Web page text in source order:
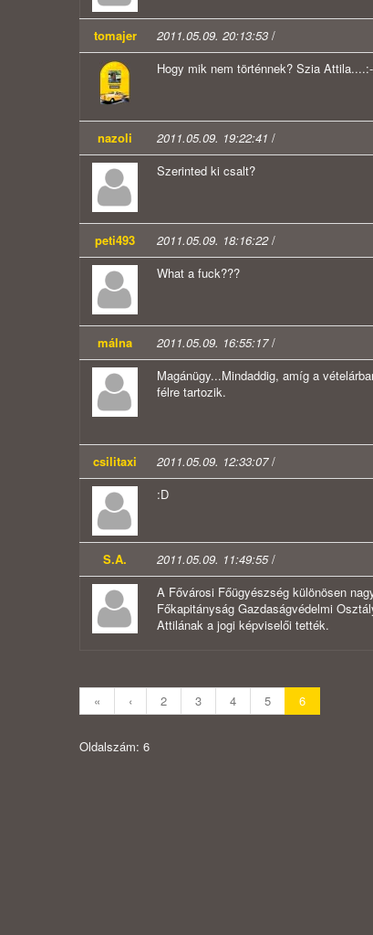
tomajer 2011.05.09. 20:13:53 /
Hogy mik nem történnek? Szia
nazoli 2011.05.09. 19:22:41 /
Szerinted ki csalt?
peti493 2011.05.09. 18:16:22/
What a fuck???
málna 2011.05.09. 16:55:17/
Magánügy...Mindaddig, amíg a
félre tartozik.
csilitaxi 2011.05.09. 12:33:07/
:D
S.A. 2011.05.09. 11:49:55/
A Fővárosi Főügyészség különösen
Főkapitányság Gazdaságvédelmi
Attilának a jogi képviselői tették.
« ‹ 2 3 4 5 6
Oldalszám: 6